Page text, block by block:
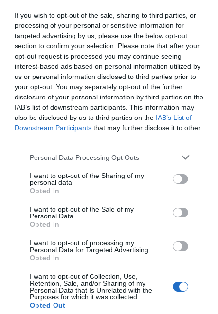
If you wish to opt-out of the sale, sharing to third parties, or
processing of your personal or sensitive information for
targeted advertising by us, please use the below opt-out
section to confirm your selection. Please note that after your
opt-out request is processed you may continue seeing
interest-based ads based on personal information utilized by
us or personal information disclosed to third parties prior to
your opt-out. You may separately opt-out of the further
disclosure of your personal information by third parties on the
IAB’s list of downstream participants. This information may
also be disclosed by us to third parties on the IAB’s List of
Downstream Participants that may further disclose it to other
Personal Data Processing Opt Outs
I want to opt-out of the Sharing of my
personal data.
Opted In
I want to opt-out of the Sale of my
Personal Data.
Opted In
I want to opt-out of processing my
Personal Data for Targeted Advertising.
Opted In
I want to opt-out of Collection, Use,
Retention, Sale, and/or Sharing of my
Personal Data that Is Unrelated with the
Purposes for which it was collected.
Opted Out
energia nuova per noi e, crediamo, anche per la serialitá italiana”.
La serie è co-prodotta da Riccardo Tozzi, Marco Chimenz, Giovanni
Stabilini, Gina Gardini di Cattleya, e da Amazon Studios, con Anthony
Russo, Joe Russo, Mike Larocca, Angela Russo-Ostot, Scott Nemes, e
David Weil (Hunters) di AGBO a supervisionare la produzione
dell’Original italiano e di tutte le serie nell’universo Citadel a livello
internazionale. Josh Appelbaum, André Nemec, Jeff Pinkner e Scott
Rosenberg sono executive producer per Midnight Radio dell’Original
italiano e di tutte le serie nell’universo Citadel a livello
Come già annunciato Priyanka Chopra Jonas (Quantico), Richard
Madden (Bodyguard) e Stanley Tucci (The Hunger Games saga) fanno
parte del cast della prima serie che sarà disponibile all’interno
dell’universo Citadel, dalla AGBO dei fratelli Russo. Ulteriori
produzioni Citadel in diverse lingue sono in lavorazione, inclusa la
Krishna D.K. (The Family Man).